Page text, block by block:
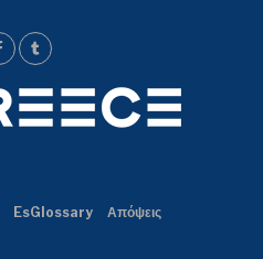
EsGlossary Απόψεις